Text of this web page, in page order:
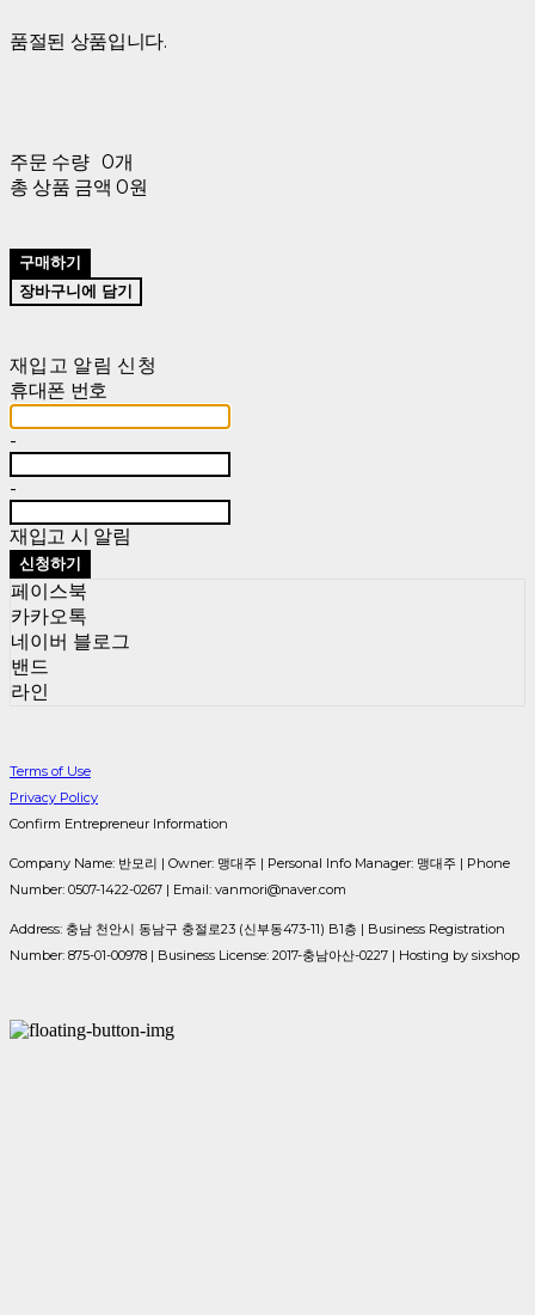
품절된 상품입니다.
주문 수량 0개
총 상품 금액 0원
구매하기
장바구니에 담기
재입고 알림 신청
휴대폰 번호
-
-
재입고 시 알림
신청하기
페이스북
카카오톡
네이버 블로그
밴드
라인
Terms of Use
Privacy Policy
Confirm Entrepreneur Information
Company Name: 반모리 | Owner: 맹대주 | Personal Info Manager: 맹대주 | Phone
Number: 0507-1422-0267 | Email: vanmori@naver.com
Address: 충남 천안시 동남구 충절로23 (신부동473-11) B1층 | Business Registration
Number: 875-01-00978 | Business License: 2017-충남아산-0227 | Hosting by sixshop